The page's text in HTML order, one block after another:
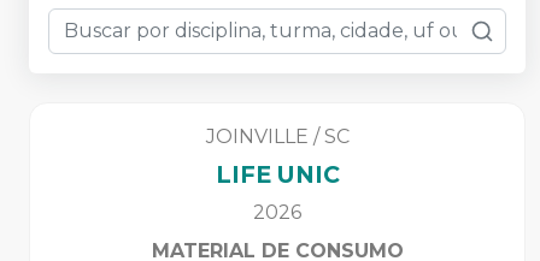
JOINVILLE /SC
LIFE UNIC
2026
MATERIAL DE CONSUMO